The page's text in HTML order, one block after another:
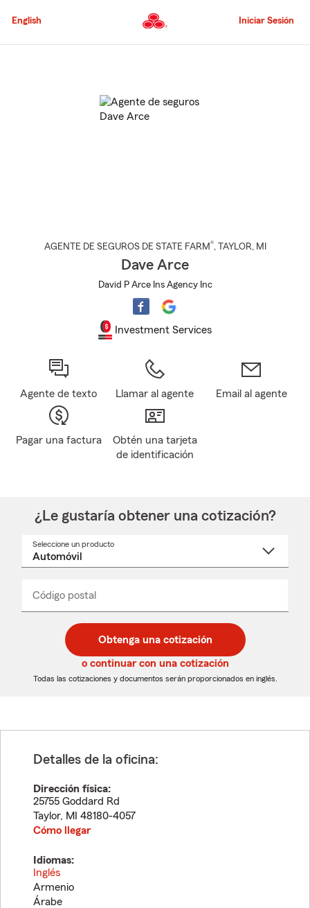
al
principal
English Iniciar Sesión
AGENTE DE SEGUROS DE STATE FARM®, TAYLOR, MI
Dave Arce
David P Arce Ins Agency Inc
Investment Services
Agente de texto Llamar al agente Email al agente
Pagar una factura
Obtén una tarjeta
de identificación
¿Le gustaría obtener una cotización?
Seleccione un producto
desplegable
Código postal
de
5
dígitos
de
5
dígitos
_____
Obtenga una cotización
o continuar con una cotización
Todas las cotizaciones y documentos serán proporcionados en inglés.
Detalles de la oficina:
Dirección física:
25755 Goddard Rd
Taylor, MI
48180-4057
Cómo llegar
Idiomas:
Inglés
Armenio
Árabe